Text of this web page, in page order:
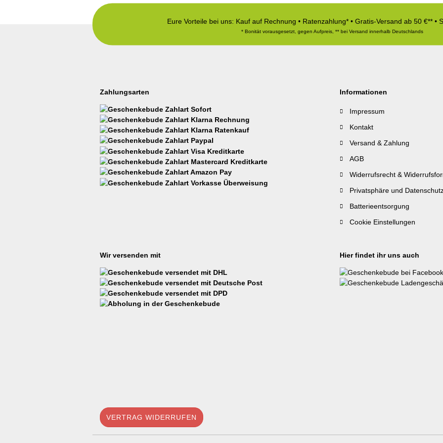
Eure Vorteile bei uns: Kauf auf Rechnung • Ratenzahlung* • Gratis-Versand ab 50 €** •
* Bonität vorausgesetzt, gegen Aufpreis, ** bei Versand innerhalb Deutschlands
Zahlungsarten Informationen
Impressum
Kontakt
Versand & Zahlung
AGB
Widerrufsrecht &
Privatsphäre und
Batterieentsorgung
Cookie Einstellungen
Wir versenden mit Hier findet ihr uns auch
VERTRAG WIDERRUFEN